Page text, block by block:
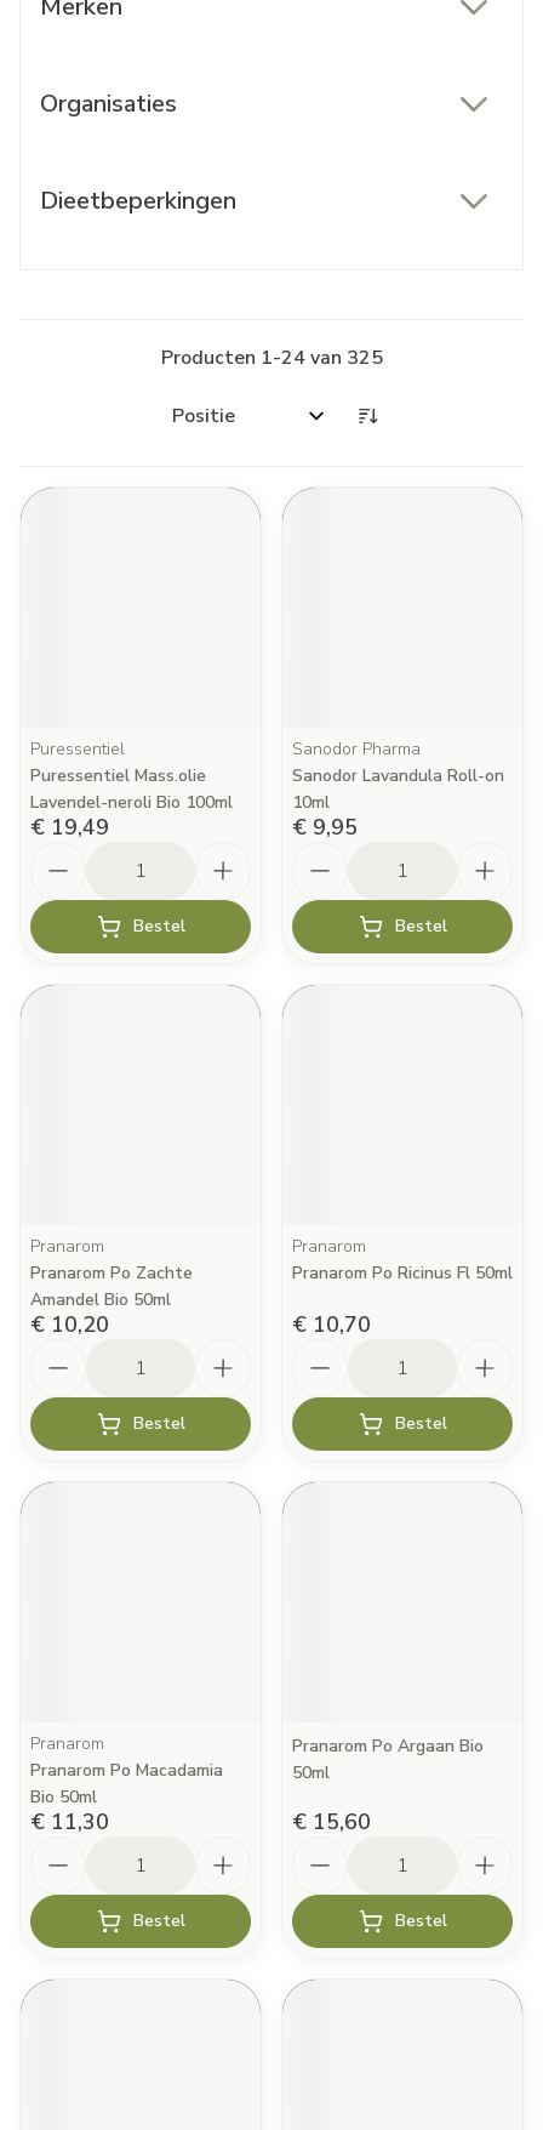
Merken
Organisaties
Dieetbeperkingen
Producten 1-24van 325
Sorteer op:
Puressentiel
Puressentiel Mass.olie
Lavendel-neroli Bio 100ml
€ 19,49
Bestel
Sanodor Pharma
Sanodor Lavandula Roll-on
10ml
€ 9,95
Bestel
Pranarom
Pranarom Po Zachte
Amandel Bio 50ml
€ 10,20
Bestel
Pranarom
Pranarom Po Ricinus Fl 50ml
€ 10,70
Bestel
Pranarom
Pranarom Po Macadamia
Bio 50ml
€ 11,30
Bestel
Pranarom Po Argaan Bio
50ml
€ 15,60
Bestel